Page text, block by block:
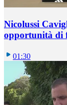
Nicolussi
opportunità di
01:30